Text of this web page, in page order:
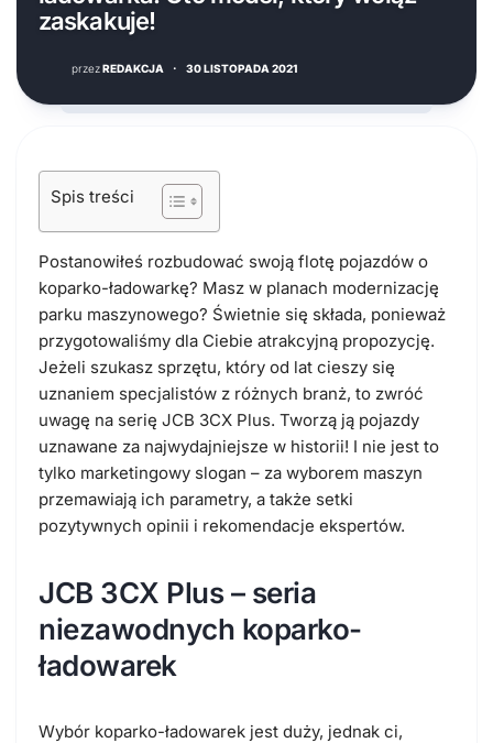
zaskakuje!
przezREDAKCJA · 30 LISTOPADA 2021
Spis treści
Postanowiłeś rozbudować swoją flotę pojazdów o
koparko-ładowarkę? Masz w planach modernizację
parku maszynowego? Świetnie się składa, ponieważ
przygotowaliśmy dla Ciebie atrakcyjną propozycję.
Jeżeli szukasz sprzętu, który od lat cieszy się
uznaniem specjalistów z różnych branż, to zwróć
uwagę na serię JCB 3CX Plus. Tworzą ją pojazdy
uznawane za najwydajniejsze w historii! I nie jest to
tylko marketingowy slogan – za wyborem maszyn
przemawiają ich parametry, a także setki
pozytywnych opinii i rekomendacje ekspertów.
JCB 3CX Plus – seria
niezawodnych koparko-
ładowarek
Wybór koparko-ładowarek jest duży, jednak ci,